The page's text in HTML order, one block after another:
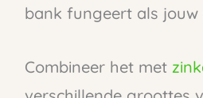
bank fungeert als jouw
Combineer het met